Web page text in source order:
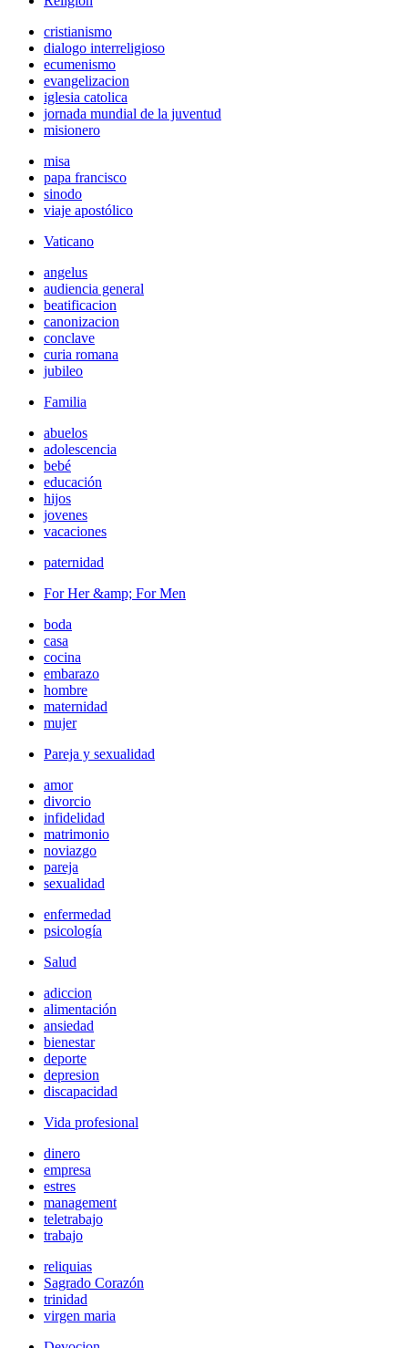
cristianismo
dialogo interreligioso
ecumenismo
evangelizacion
iglesia catolica
jornada mundial de la juventud
misionero
misa
papa francisco
sinodo
viaje apostólico
Vaticano
angelus
audiencia general
beatificacion
canonizacion
conclave
curia romana
jubileo
Familia
abuelos
adolescencia
bebé
educación
hijos
jovenes
vacaciones
paternidad
For Her &amp; For Men
boda
casa
cocina
embarazo
hombre
maternidad
mujer
Pareja y sexualidad
amor
divorcio
infidelidad
matrimonio
noviazgo
pareja
sexualidad
enfermedad
psicología
Salud
adiccion
alimentación
ansiedad
bienestar
deporte
depresion
discapacidad
Vida profesional
dinero
empresa
estres
management
teletrabajo
trabajo
reliquias
Sagrado Corazón
trinidad
virgen maria